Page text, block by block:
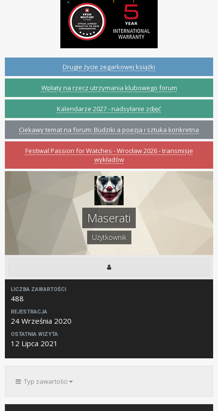
Drugie życie zegarkowej książki
Wpłaty na rzecz utrzymania klubowego forum
Kalendarze 2027 - nadsyłanie zdjęć
Ciekawy temat na forum: Budziki a poezja i sztuka konkretna
Festiwal Passion for Watches - Wrocław 2026 - transmisje
wykładów
Maserati
Użytkownik
LICZBA ZAWARTOŚCI
488
REJESTRACJA
24 Września 2020
OSTATNIA WIZYTA
12 Lipca 2021
Typ zawartości